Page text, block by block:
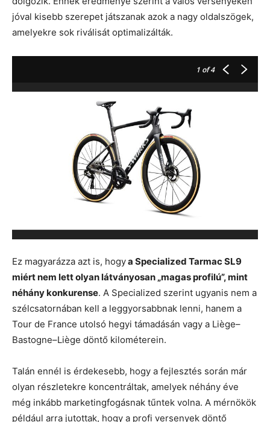
jóval kisebb szerepet játszanak azok a nagy oldalszögek,
amelyekre sok riválisát optimalizálták.
1 of 4
Ez magyarázza azt is, hogya Specialized Tarmac SL9
miért nem lett olyan látványosan „magas profilú”, mint
néhány konkurense. A Specialized szerint ugyanis nem a
szélcsatornában kell a leggyorsabbnak lenni, hanem a
Tour de France utolsó hegyi támadásán vagy a Liège–
Bastogne–Liège döntő kilométerein.
Talán ennél is érdekesebb, hogy a fejlesztés során már
olyan részletekre koncentráltak, amelyek néhány éve
még inkább marketingfogásnak tűntek volna. A mérnökök
például arra jutottak, hogy a profi versenyek döntő